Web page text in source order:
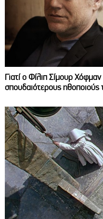
Γιατί ο Φίλιπ Σίμουρ
σπουδαιότερους ηθοποιούς